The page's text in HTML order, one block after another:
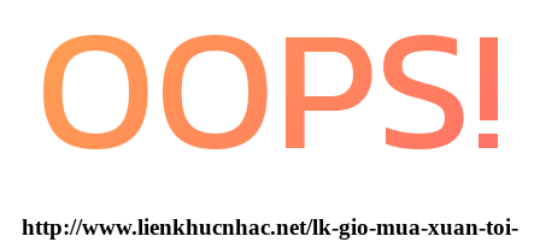
OOPS!
http://www.lienkhucnhac.net/lk-gio-mua-xuan-toi-